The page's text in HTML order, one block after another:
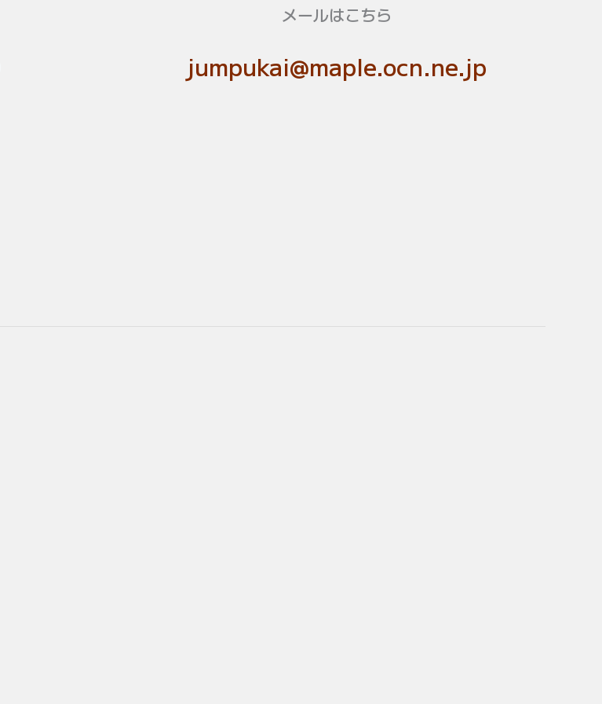
メールはこちら
jumpukai@maple.ocn.ne.jp